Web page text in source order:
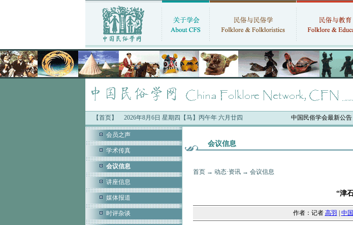
【首页】 2026年8月6日 星期四【马】丙午年 六月廿四 中国民俗学会最新公告：
会员之声
学术传真
会议信息
讲座信息
媒体报道
时评杂谈
会议信息
首页→ 动态·资讯→ 会议信息
“津
作者：记者 高羽 中